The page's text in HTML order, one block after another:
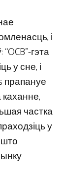
і
гэта
у сне, і
прапануе
частка
у